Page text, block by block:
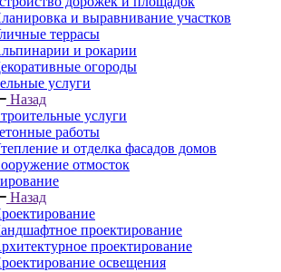
и выравнивание участков
террасы
и рокарии
огороды
услуги
Назад
услуги
работы
и отделка фасадов домов
отмосток
Назад
проектирование
проектирование
освещения